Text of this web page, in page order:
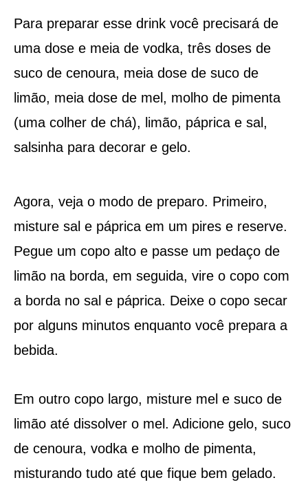
Para preparar esse drink você precisará de
uma dose e meia de vodka, três doses de
suco de cenoura, meia dose de suco de
limão, meia dose de mel, molho de pimenta
(uma colher de chá), limão, páprica e sal,
salsinha para decorar e gelo.
Agora, veja o modo de preparo. Primeiro,
misture sal e páprica em um pires e reserve.
Pegue um copo alto e passe um pedaço de
limão na borda, em seguida, vire o copo com
a borda no sal e páprica. Deixe o copo secar
por alguns minutos enquanto você prepara a
bebida.
Em outro copo largo, misture mel e suco de
limão até dissolver o mel. Adicione gelo, suco
de cenoura, vodka e molho de pimenta,
misturando tudo até que fique bem gelado.